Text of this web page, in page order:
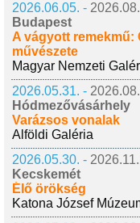
2026.06.05. -
Budapest
A vágyott remekmű:
művészete
Magyar Nemzeti
2026.05.31. -
Hódmezővásárhely
Varázsos vonalak
Alföldi Galéria
2026.05.30. -
Kecskemét
Élő örökség
Katona József